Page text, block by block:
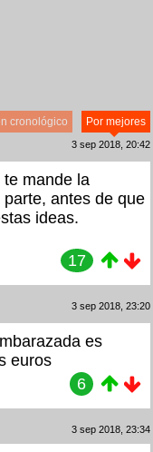
Por mejores
cronológico
3 sep 2018, 20:42
mande la
antes de que
ideas.
17
3 sep 2018, 23:20
es
euros
6
3 sep 2018, 23:34